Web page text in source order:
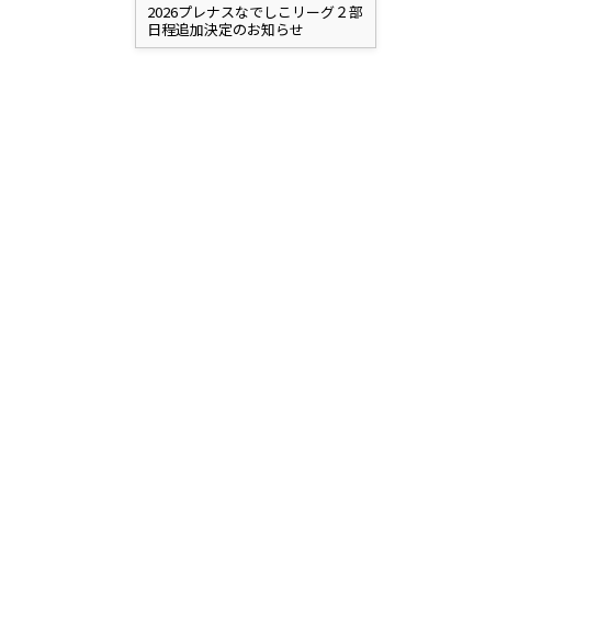
2026プレナスなでしこリーグ２部
日程追加決定のお知らせ